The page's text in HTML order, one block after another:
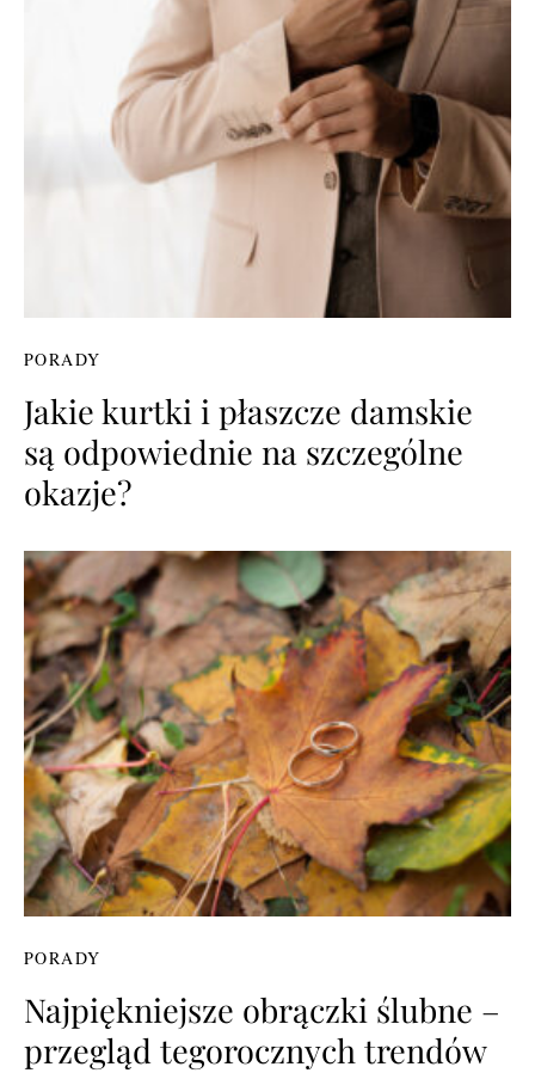
PORADY
Jakie kurtki i płaszcze damskie
są odpowiednie na szczególne
okazje?
PORADY
Najpiękniejsze obrączki ślubne –
przegląd tegorocznych trendów